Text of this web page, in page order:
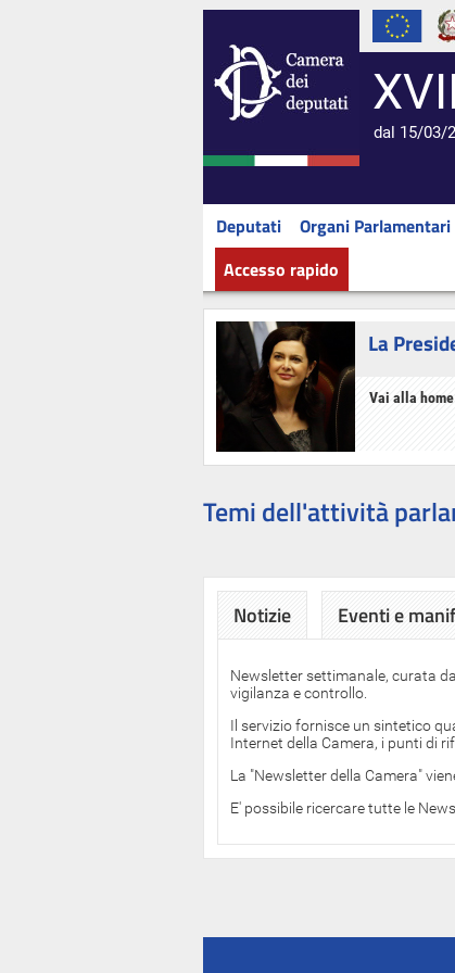
dal 15/03/
Deputati Organi Parlamentari
Accesso rapido
La
Vai alla
Temi dell'attività
Notizie Eventi e
Newsletter settimanale, curata
vigilanza e controllo.
Il servizio fornisce un sintetico
Internet della Camera, i punti di
La "Newsletter della Camera"
E' possibile ricercare tutte le